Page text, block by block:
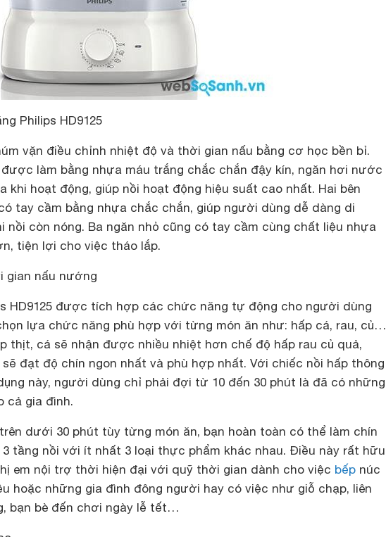
Philips HD9125
vặn điều chỉnh nhiệt độ và thời gian nấu bằng cơ học bền bỉ.
được làm bằng nhựa máu trắng chắc chắn đậy kín, ngăn hơi nước
khi hoạt động, giúp nồi hoạt động hiệu suất cao nhất. Hai bên
tay cầm bằng nhựa chắc chắn, giúp người dùng dễ dàng di
nồi còn nóng. Ba ngăn nhỏ cũng có tay cầm cùng chất liệu nhựa
tiện lợi cho việc tháo lắp.
gian nấu nướng
HD9125 được tích hợp các chức năng tự động cho người dùng
lựa chức năng phù hợp với từng món ăn như: hấp cá, rau, củ…
thịt, cá sẽ nhận được nhiều nhiệt hơn chế độ hấp rau củ quả,
sẽ đạt độ chín ngon nhất và phù hợp nhất. Với chiếc nồi hấp thông
này, người dùng chỉ phải đợi từ 10 đến 30 phút là đã có những
cả gia đình.
dưới 30 phút tùy từng món ăn, bạn hoàn toàn có thể làm chín
tầng nồi với ít nhất 3 loại thực phẩm khác nhau. Điều này rất hữu
em nội trợ thời hiện đại với quỹ thời gian dành cho việc bếp núc
hoặc những gia đình đông người hay có việc như giỗ chạp, liên
bạn bè đến chơi ngày lễ tết…